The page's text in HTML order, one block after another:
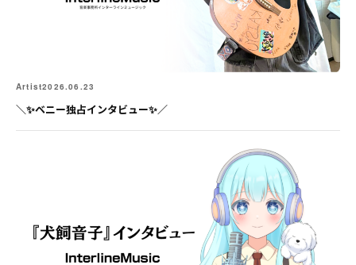
Artist2026.06.23
＼✨ベニー独占インタビュー✨／